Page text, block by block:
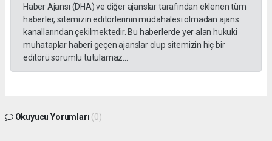
Haber Ajansı (DHA) ve diğer ajanslar tarafından eklenen tüm
haberler, sitemizin editörlerinin müdahalesi olmadan ajans
kanallarından çekilmektedir. Bu haberlerde yer alan hukuki
muhataplar haberi geçen ajanslar olup sitemizin hiç bir
editörü sorumlu tutulamaz...
Okuyucu Yorumları (0)